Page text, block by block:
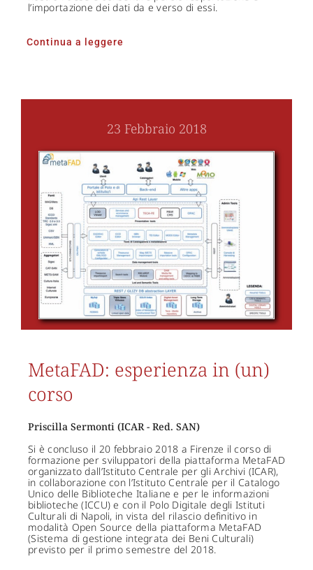
l’importazione dei dati da e verso di essi.
Continua a leggere
23 Febbraio 2018
MetaFAD: esperienza in (un)
corso
Priscilla Sermonti (ICAR - Red. SAN)
Si è concluso il 20 febbraio 2018 a Firenze il corso di
formazione per sviluppatori della piattaforma MetaFAD
organizzato dall’Istituto Centrale per gli Archivi (ICAR),
in collaborazione con l’Istituto Centrale per il Catalogo
Unico delle Biblioteche Italiane e per le informazioni
biblioteche (ICCU) e con il Polo Digitale degli Istituti
Culturali di Napoli, in vista del rilascio definitivo in
modalità Open Source della piattaforma MetaFAD
(Sistema di gestione integrata dei Beni Culturali)
previsto per il primo semestre del 2018.